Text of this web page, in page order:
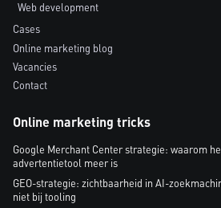
Web development
Cases
Online marketing blog
Vacancies
Contact
Online marketing tricks
Google Merchant Center strategie: waarom
advertentietool meer is
GEO-strategie: zichtbaarheid in AI-
niet bij tooling